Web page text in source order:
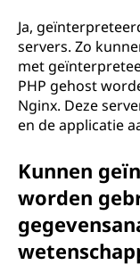
Ja,
servers. Zo
met
PHP gehost
Nginx. Deze
en de applicatie
Kunnen
worden